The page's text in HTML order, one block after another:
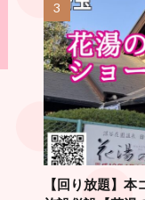
【回り放題】